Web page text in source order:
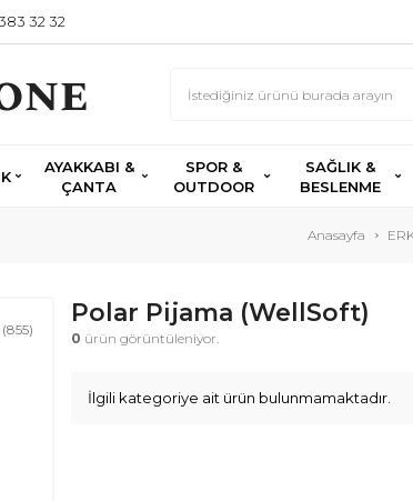
32 32
AYAKKABI &
ÇANTA
SPOR &
OUTDOOR
SAĞLIK &
BESLENME
Anasayfa
(855)
Polar Pijama (WellSoft)
0 ürün görüntüleniyor.
İlgili kategoriye ait ürün bulunmamaktadır.